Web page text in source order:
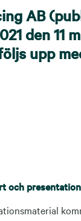
AB
den 11
upp
och